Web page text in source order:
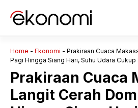
Home - Ekonomi - Prakiraan Cuaca
Pagi Hingga Siang Hari, Suhu Udara Cukup
Prakiraan Cuaca
Langit Cerah